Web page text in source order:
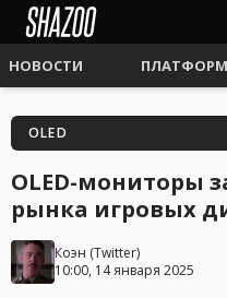
НОВОСТИ
OLED
OLED-мониторы
рынка игровых
Коэн (Twitter)
10:00, 14 января 2025